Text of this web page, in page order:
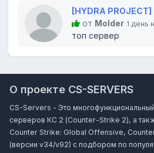
[HYDRA PROJECT]
от Molder 1 день
топ сервер
О проекте CS-SERVERS
CS-Servers - Это
серверов КС 2 (Counter-Strike 2), а
Counter Strike: Global Offensive,
(версии v34/v92) с подбором по